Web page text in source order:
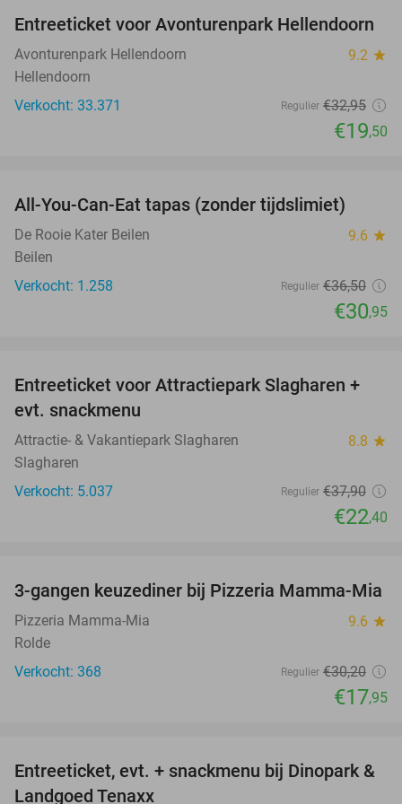
41%
Entreeticket voor Avonturenpark Hellendoorn
Avonturenpark Hellendoorn 9.2 star
Hellendoorn
Verkocht: 33.371
Regulier €32,95
€19,50
All-You-Can-Eat tapas (zonder tijdslimiet)
De Rooie Kater Beilen 9.6 star
Beilen
Verkocht: 1.258
Regulier €36,50
€30,95
41%
Entreeticket voor Attractiepark Slagharen +
evt. snackmenu
Attractie- & Vakantiepark Slagharen 8.8 star
Slagharen
Verkocht: 5.037
Regulier €37,90
€22,40
41%
3-gangen keuzediner bij Pizzeria Mamma-Mia
Pizzeria Mamma-Mia 9.6 star
Rolde
Verkocht: 368
Regulier €30,20
€17,95
22%
Entreeticket, evt. + snackmenu bij Dinopark &
Landgoed Tenaxx